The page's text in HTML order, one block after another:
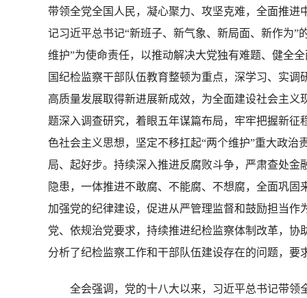
带领全党全国人民，凝心聚力、攻坚克难，全面推
记习近平总书记“新班子、新气象、新局面、新作为
维护”为使命责任，以推动解决大党独有难题、健全
国纪检监察干部队伍教育整顿为重点，深学习、实
高质量发展取得新进展新成效，为全面建设社会主
题深入调查研究，着眼五年谋篇布局，牢牢把握新
色社会主义思想，坚定不移扛起“两个维护”重大政
局、起好步。持续深入推进反腐败斗争，严肃查处
隐患，一体推进不敢腐、不能腐、不想腐，全面巩
加强党的纪律建设，促进从严管理监督和鼓励担当
党、依规治党要求，持续推进纪检监察体制改革，
分析了纪检监察工作和干部队伍建设存在的问题，要
全会强调，党的十八大以来，习近平总书记带领